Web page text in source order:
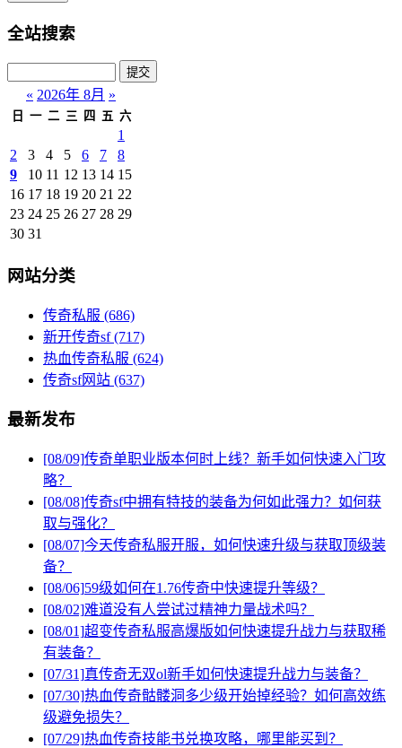
全站搜索
« 2026年 8月 »
日 一 二 三 四 五 六
1
2
3 4 5 6 7
8
9
10 11 12 13 14 15
16 17 18 19 20 21 22
23 24 25 26 27 28 29
30 31
网站分类
传奇私服 (686)
新开传奇sf(717)
热血传奇私服 (624)
传奇sf网站 (637)
最新发布
[08/09]传奇单职业版本何时上线？新手如何快速入门攻
略？
[08/08]传奇sf中拥有特技的装备为何如此强力？如何获
取与强化？
[08/07]今天传奇私服开服，如何快速升级与获取顶级装
备？
[08/06]59级如何在1.76传奇中快速提升等级？
[08/02]难道没有人尝试过精神力量战术吗？
[08/01]超变传奇私服高爆版如何快速提升战力与获取稀
有装备？
[07/31]真传奇无双ol新手如何快速提升战力与装备？
[07/30]热血传奇骷髅洞多少级开始掉经验？如何高效练
级避免损失？
[07/29]热血传奇技能书兑换攻略，哪里能买到？